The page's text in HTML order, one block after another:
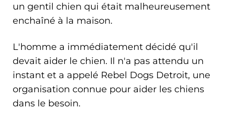
un gentil chien qui était malheureusement
enchaîné à la maison.
L'homme a immédiatement décidé qu'il
devait aider le chien. Il n'a pas attendu un
instant et a appelé Rebel Dogs Detroit, une
organisation connue pour aider les chiens
dans le besoin.